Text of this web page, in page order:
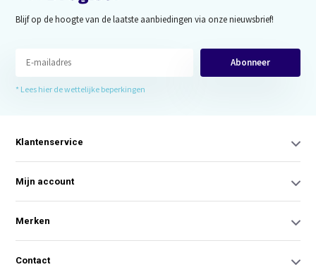
Blijf op de hoogte van de laatste aanbiedingen via onze nieuwsbrief!
Abonneer
* Lees hier de wettelijke beperkingen
Klantenservice
Mijn account
Merken
Contact